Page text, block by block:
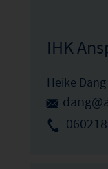
IHK
Heike Dang